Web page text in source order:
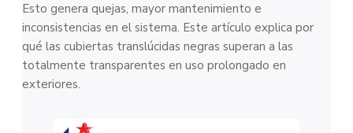
Esto genera quejas, mayor mantenimiento e
inconsistencias en el sistema. Este artículo explica por
qué las cubiertas translúcidas negras superan a las
totalmente transparentes en uso prolongado en
exteriores.